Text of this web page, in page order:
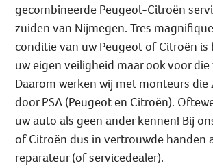
gecombineerde Peugeot-Citroën
zuiden van Nijmegen. Tres
conditie van uw Peugeot of Citroën
uw eigen veiligheid maar ook voor
Daarom werken wij met monteurs die
door PSA (Peugeot en Citroën).
uw auto als geen ander kennen! Bij
of Citroën dus in vertrouwde handen
reparateur (of servicedealer).